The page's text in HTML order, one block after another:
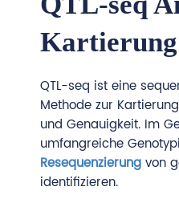
Kartierung
QTL-seq ist eine
Methode zur
und Genauigkeit. Im
umfangreiche
Resequenzierung von
identifizieren.